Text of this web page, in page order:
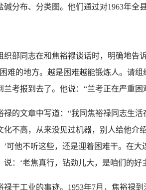
分布、分类图。他们通过对1963年全
部同志在和焦裕禄谈话时，明确地告
难的地方。越是困难越能锻炼人。请
兰考报到去了。他说：“兰考正在严重
文章中写道：“我同焦裕禄同志生活
不高，从来没见过机器，别人给他介
’可他不听这些，还是迎着困难干。在
：‘老焦真行，钻劲儿大，是咱们的好
工业的事迹。1953年7月，焦裕禄到